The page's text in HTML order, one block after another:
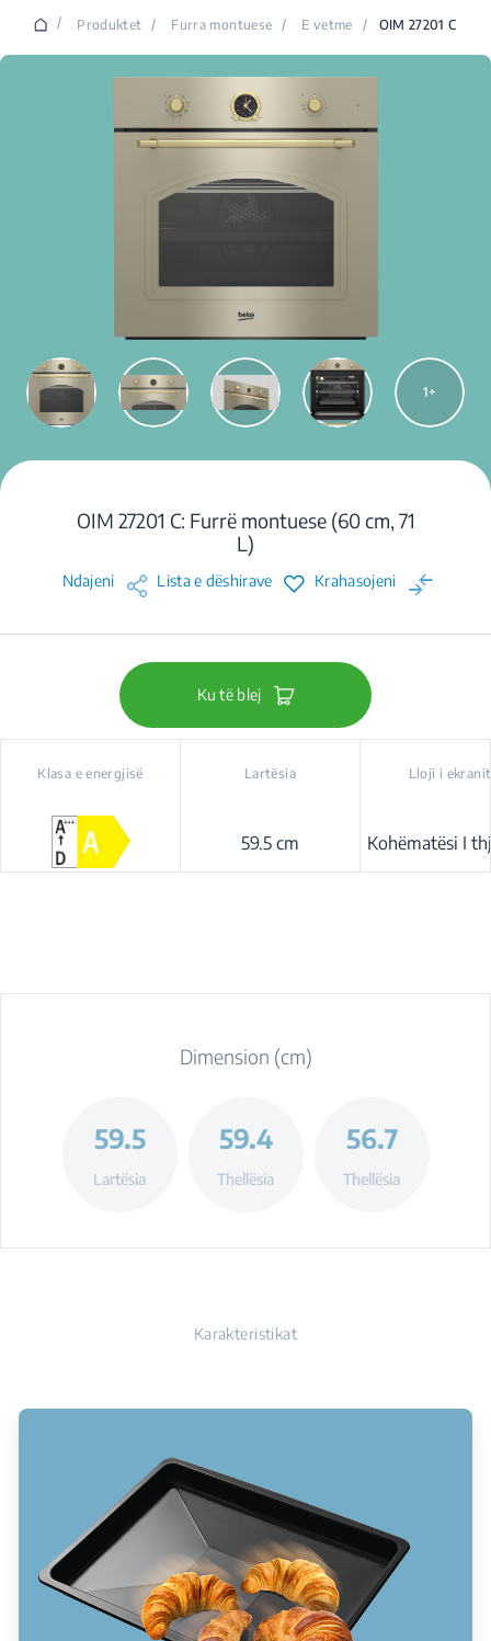
/ Produktet / Furra montuese / E vetme / OIM 27201 C
1
OIM 27201 C: Furrë montuese (60 cm, 71
L)
Ndajeni Lista e dëshirave Krahasojeni
Ku të blej
Klasa e energjisë Lartësia
59.5 cm
Lloji i ekranit
Kohëmatësi I
Dimension (cm)
59.5
Lartësia
59.4
Thellësia
56.7
Thellësia
Karakteristikat